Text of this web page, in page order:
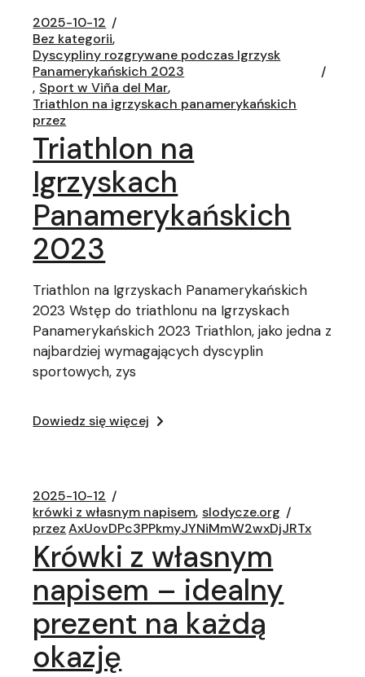
2025-10-12
Bez kategorii
Dyscypliny rozgrywane podczas Igrzysk
Panamerykańskich 2023
Sport w Viña del Mar
Triathlon na igrzyskach panamerykańskich
przez
Triathlon na
Igrzyskach
Panamerykańskich
2023
Triathlon na Igrzyskach Panamerykańskich
2023 Wstęp do triathlonu na Igrzyskach
Panamerykańskich 2023 Triathlon, jako jedna z
najbardziej wymagających dyscyplin
sportowych, zys
Dowiedz się więcej
2025-10-12
krówki z własnym napisem slodycze.org
przez AxUovDPc3PPkmyJYNiMmW2wxDjJRTx
Krówki z własnym
napisem – idealny
prezent na każdą
okazję